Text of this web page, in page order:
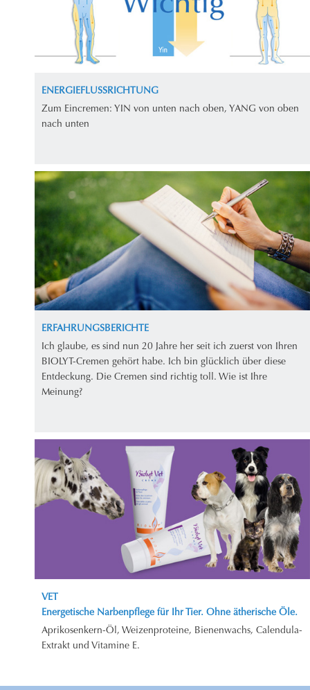
ENERGIEFLUSSRICHTUNG
Zum Eincremen: YIN von unten nach oben, YANG von oben
nach unten
ERFAHRUNGSBERICHTE
Ich glaube, es sind nun 20 Jahre her seit ich zuerst von Ihren
BIOLYT-Cremen gehört habe. Ich bin glücklich über diese
Entdeckung. Die Cremen sind richtig toll. Wie ist Ihre
Meinung?
VET
Energetische Narbenpflege für Ihr Tier. Ohne ätherische Öle.
Aprikosenkern-Öl, Weizenproteine, Bienenwachs, Calendula-
Extrakt und Vitamine E.